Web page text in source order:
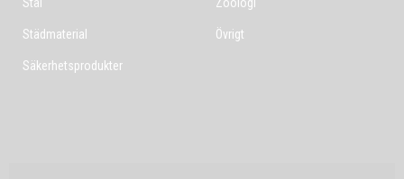
Städmaterial
Säkerhetsprodukter
Övrigt